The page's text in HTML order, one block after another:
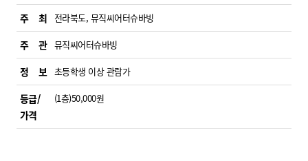
주 최 전라북도, 뮤직씨어터슈바빙
주 관 뮤직씨어터슈바빙
정 보 초등학생 이상 관람가
등급/
가격
(1층)50,000원